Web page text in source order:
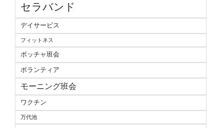
セラバンド
デイサービス
フィットネス
ボッチャ班会
ボランティア
モーニング班会
ワクチン
万代池